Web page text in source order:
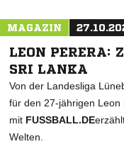
MAGAZIN
LEON PERERA:
SRI LANKA
Von der Landesliga
für den 27-jährigen
mit FUSSBALL.DE
Welten.